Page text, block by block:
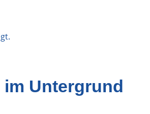
Untergrund